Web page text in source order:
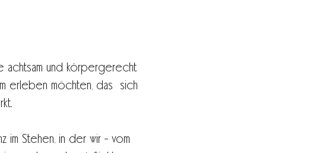
achtsam und körpergerecht
erleben möchten, das sich
im Stehen, in der wir - vom